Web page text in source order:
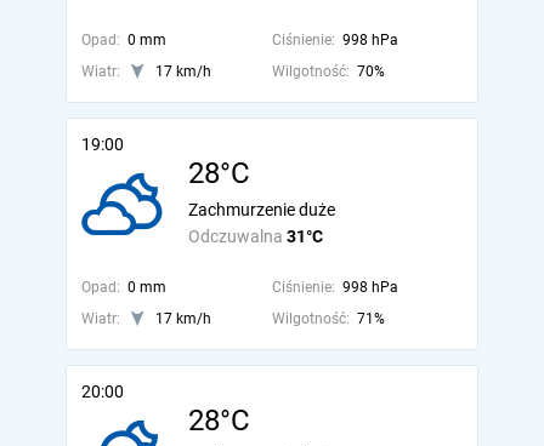
Opad: 0 mm Ciśnienie: 998 hPa
Wiatr:
17 km/h Wilgotność: 70%
19:00
28°C
Odczuwalna 31°C
Zachmurzenie duże
Opad: 0 mm Ciśnienie: 998 hPa
Wiatr:
17 km/h Wilgotność: 71%
20:00
28°C